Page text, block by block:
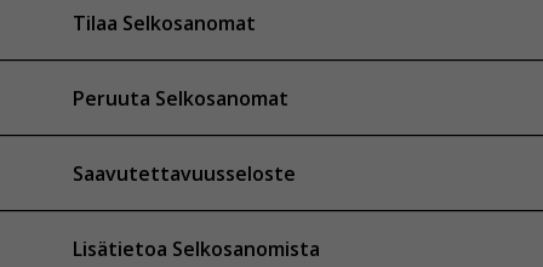
Tilaa Selkosanomat
Peruuta Selkosanomat
Saavutettavuusseloste
Lisätietoa Selkosanomista